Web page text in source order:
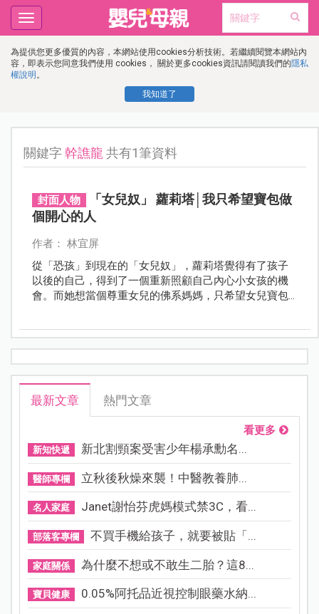
為提供您更多優質的內容，本網站使用cookies分析技術。若繼續閱覽本網站內
容，即表示您同意我們使用 cookies， 關於更多cookies資訊請閱讀我們的隱私
權說明 。
我知道了
Toggle
navigation
關鍵字幹譙龍 共有1筆資料
封面人物
「女兒奴」 蘿莉塔│我只希望寶包做
個開心的人
作者： 林宜屏
從「恐孩」到現在的「女兒奴」，蘿莉塔覺得有了孩子
以後的自己，得到了一個重新照顧自己內心小女孩的機
會。而她想當個尊重女兒的佛系媽媽，只希望女兒寶包
最新文章 熱門文章
看更多
新知快遞 新北割頸案受害少年楊承勳名...
醫師專欄 立秋後秋燥來襲！中醫教養肺...
名人家庭 Janet謝怡芬虎媽模式禁3C，看...
部落客專欄 不買手機給孩子，就要被貼「...
家庭關係 為什麼不想或不敢生二胎？這8...
寶貝健康 0.05%阿托品近視控制眼藥水納...